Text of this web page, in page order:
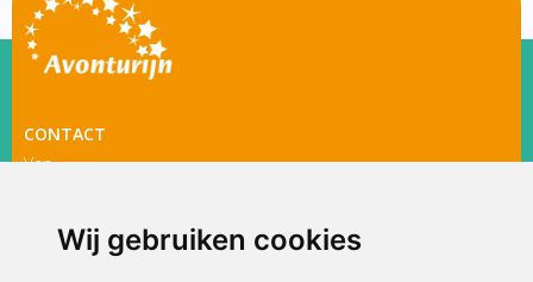
Wij gebruiken cookies
CONTACT
Van
3135 BK